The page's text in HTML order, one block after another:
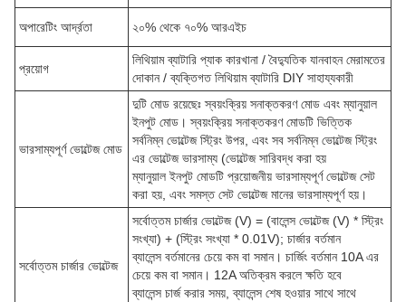
অপারেটিং আর্দ্রতা ২০% থেকে ৭০% আরএইচ
প্রয়োগ
লিথিয়াম ব্যাটারি প্যাক কারখানা / বৈদ্যুতিক যানবাহন মেরামতের
দোকান / ব্যক্তিগত লিথিয়াম ব্যাটারি DIY সাহায্যকারী
ভারসাম্যপূর্ণ ভোল্টেজ মোড
দুটি মোড রয়েছেঃ স্বয়ংক্রিয় সনাক্তকরণ মোড এবং ম্যানুয়াল
ইনপুট মোড। স্বয়ংক্রিয় সনাক্তকরণ মোডটি ভিত্তিক
সর্বনিম্ন ভোল্টেজ স্ট্রিং উপর, এবং সব সর্বনিম্ন ভোল্টেজ স্ট্রিং
এর ভোল্টেজ ভারসাম্য (ভোল্টেজ সারিবদ্ধ করা হয়
ম্যানুয়াল ইনপুট মোডটি প্রয়োজনীয় ভারসাম্যপূর্ণ ভোল্টেজ সেট
করা হয়, এবং সমস্ত সেট ভোল্টেজ মানের ভারসাম্যপূর্ণ হয়।
সর্বোত্তম চার্জার ভোল্টেজ
সর্বোত্তম চার্জার ভোল্টেজ (V) = (বালেন্স ভোল্টেজ (V) * স্ট্রিং
সংখ্যা) + (স্ট্রিং সংখ্যা * 0.01V); চার্জার বর্তমান
ব্যালেন্স বর্তমানের চেয়ে কম বা সমান। চার্জিং বর্তমান 10A এর
চেয়ে কম বা সমান। 12A অতিক্রম করলে ক্ষতি হবে
ব্যালেন্স চার্জ করার সময়, ব্যালেন্স শেষ হওয়ার সাথে সাথে